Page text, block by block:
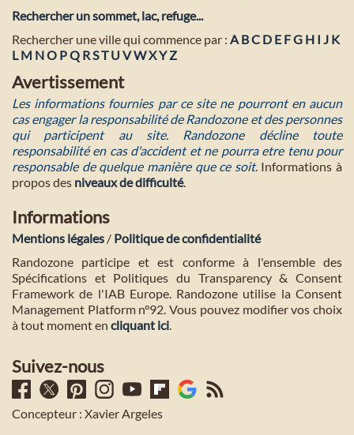
Rechercher un sommet, lac, refuge...
Rechercher une ville qui commence par : A BC D E FG H I J K
L M NO PQ RST U VWXYZ
Avertissement
Les informations fournies par ce site ne pourront en aucun
cas engager la responsabilité de Randozone et des personnes
qui participent au site. Randozone décline toute
responsabilité en cas d'accident et ne pourra etre tenu pour
responsable de quelque manière que ce soit. Informations à
propos des niveaux de difficulté.
Informations
Mentions légales / Politique de confidentialité
Randozone participe et est conforme à l'ensemble des
Spécifications et Politiques du Transparency & Consent
Framework de l'IAB Europe. Randozone utilise la Consent
Management Platform n°92. Vous pouvez modifier vos choix
à tout moment en cliquant ici.
Suivez-nous
Concepteur : Xavier Argeles